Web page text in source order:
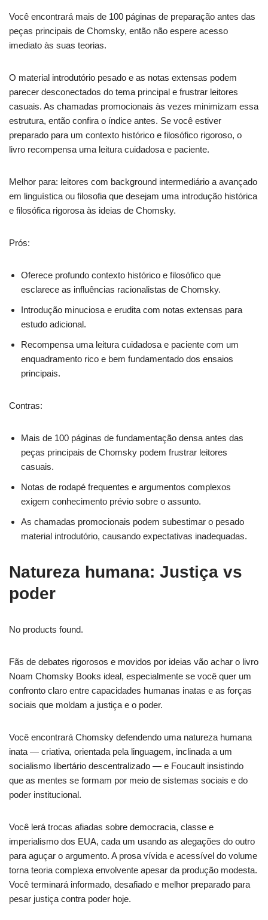
Você encontrará mais de 100 páginas de preparação antes das
peças principais de Chomsky, então não espere acesso
imediato às suas teorias.
O material introdutório pesado e as notas extensas podem
parecer desconectados do tema principal e frustrar leitores
casuais. As chamadas promocionais às vezes minimizam essa
estrutura, então confira o índice antes. Se você estiver
preparado para um contexto histórico e filosófico rigoroso, o
livro recompensa uma leitura cuidadosa e paciente.
Melhor para: leitores com background intermediário a avançado
em linguística ou filosofia que desejam uma introdução histórica
e filosófica rigorosa às ideias de Chomsky.
Prós:
Oferece profundo contexto histórico e filosófico que
esclarece as influências racionalistas de Chomsky.
Introdução minuciosa e erudita com notas extensas para
estudo adicional.
Recompensa uma leitura cuidadosa e paciente com um
enquadramento rico e bem fundamentado dos ensaios
principais.
Contras:
Mais de 100 páginas de fundamentação densa antes das
peças principais de Chomsky podem frustrar leitores
casuais.
Notas de rodapé frequentes e argumentos complexos
exigem conhecimento prévio sobre o assunto.
As chamadas promocionais podem subestimar o pesado
material introdutório, causando expectativas inadequadas.
Natureza humana: Justiça vs
poder
No products found.
Fãs de debates rigorosos e movidos por ideias vão achar o livro
Noam Chomsky Books ideal, especialmente se você quer um
confronto claro entre capacidades humanas inatas e as forças
sociais que moldam a justiça e o poder.
Você encontrará Chomsky defendendo uma natureza humana
inata — criativa, orientada pela linguagem, inclinada a um
socialismo libertário descentralizado — e Foucault insistindo
que as mentes se formam por meio de sistemas sociais e do
poder institucional.
Você lerá trocas afiadas sobre democracia, classe e
imperialismo dos EUA, cada um usando as alegações do outro
para aguçar o argumento. A prosa vívida e acessível do volume
torna teoria complexa envolvente apesar da produção modesta.
Você terminará informado, desafiado e melhor preparado para
pesar justiça contra poder hoje.